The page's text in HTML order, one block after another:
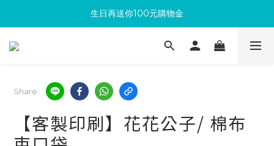
滿300回饋10%購物金
生日再送你100元購物金
加入成為新會員 馬上領取50元購物金
Share
【客製印刷】花花公子/ 棉布